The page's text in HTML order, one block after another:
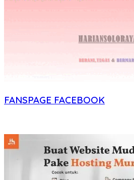
FANSPAGE FACEBOOK